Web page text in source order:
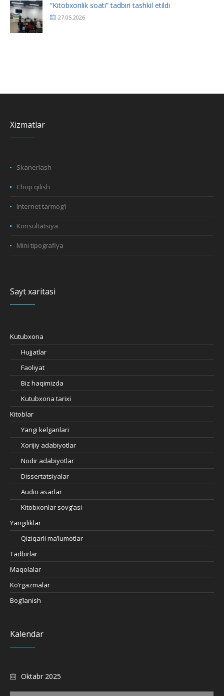
“Kitobxonlik soati” tadbiri tashkil etildi
27.05.2026
Xizmatlar
Skanerlash
Chop qilish
Internet tarmog'i
Konsultatsiya
Mini tipografiya
Sayt xaritasi
Kutubxona
Hujjatlar
Faoliyat
Biz haqimizda
Kutubxona tarixi
Kitoblar
Yangi kelganlari
Xorijiy adabiyotlar
Nodir adabiyotlar
Dissertatsiyalar
Audio asarlar
Kitobxonlar sovg’asi
Yangiliklar
Qiziqarli ma’lumotlar
Tadbirlar
Maqolalar
Ko’rgazmalar
Bog’lanish
Kalendar
Oktabr 2025